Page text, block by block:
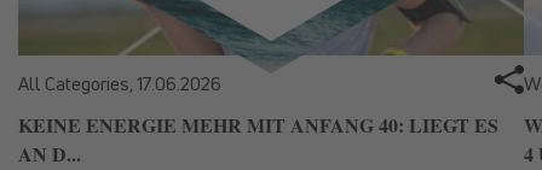
All Categories, 17.06.2026
KEINE ENERGIE MEHR MIT ANFANG 40: LIEGT ES
AN D...
4